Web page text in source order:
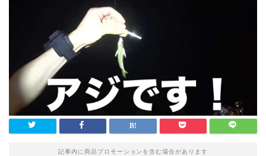
記事内に商品プロモーションを含む場合があります